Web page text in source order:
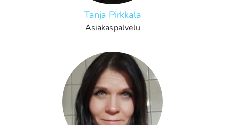
Tanja Pirkkala
Asiakaspalvelu